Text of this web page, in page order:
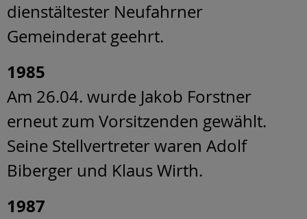
dienstältester Neufahrner
Gemeinderat geehrt.
1985
Am 26.04. wurde Jakob Forstner
erneut zum Vorsitzenden gewählt.
Seine Stellvertreter waren Adolf
Biberger und Klaus Wirth.
1987